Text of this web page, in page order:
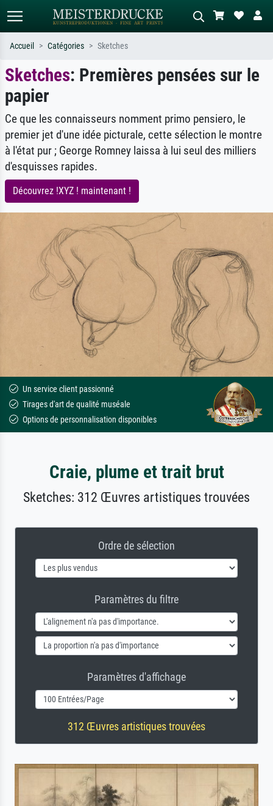
Recherche standard Recherche d'images IA
Recherchez par artiste, titre ou style –
ex. Monet, Nuit étoilée,
impressionnisme, vague de Hokusai,
nu.
tableau sombre, nu debout près d'un
arbre.
Accueil Catégories Sketches
Sketches: Premières pensées sur le
papier
Ce que les connaisseurs nomment primo pensiero, le
premier jet d'une idée picturale, cette sélection le montre
à l'état pur ; George Romney laissa à lui seul des milliers
d'esquisses rapides.
Découvrez !XYZ ! maintenant !
Un service client passionné
Tirages d'art de qualité muséale
Options de personnalisation disponibles
Craie, plume et trait brut
Sketches: 312 Œuvres artistiques trouvées
Ordre de sélection
Paramètres du filtre
Paramètres d'affichage
312 Œuvres artistiques trouvées